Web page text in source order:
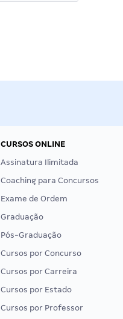
CURSOS ONLINE
Assinatura Ilimitada
Coaching para Concursos
Exame de Ordem
Graduação
Pós-Graduação
Cursos por Concurso
Cursos por Carreira
Cursos por Estado
Cursos por Professor